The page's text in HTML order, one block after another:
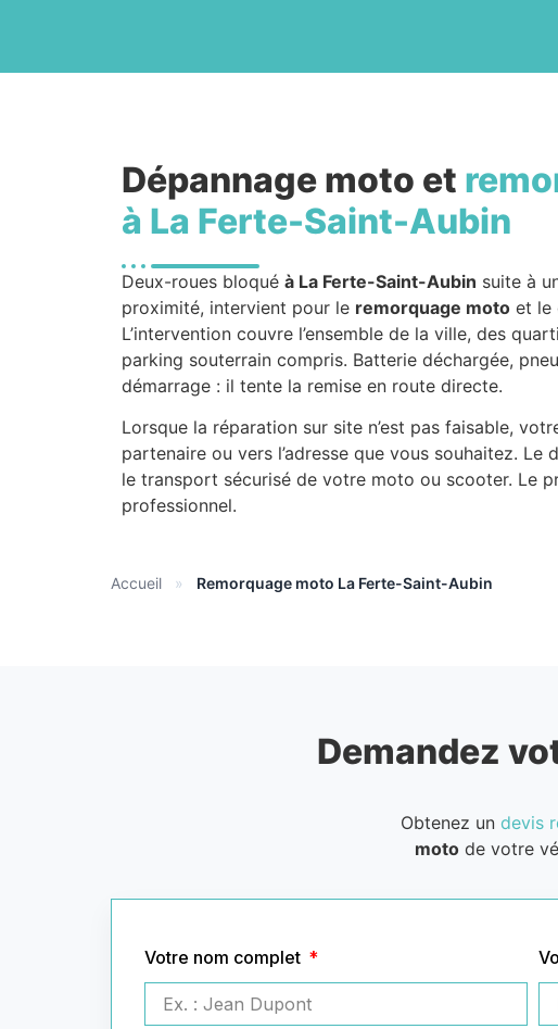
Dépannage moto et
à La Ferte-Saint-Aubin
Deux-roues bloqué à La Ferte-Saint-Aubin suite à
proximité, intervient pour le remorquage moto et le
L’intervention couvre l’ensemble de la ville, des
parking souterrain compris. Batterie déchargée,
démarrage : il tente la remise en route directe.
Lorsque la réparation sur site n’est pas faisable,
partenaire ou vers l’adresse que vous souhaitez. Le
le transport sécurisé de votre moto ou scooter. Le
professionnel.
Accueil » Remorquage moto La Ferte-Saint-Aubin
Demandez
Obtenez un devis
motode votre
Votre nom complet